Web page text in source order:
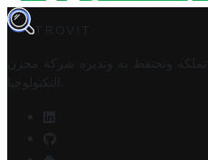
TROVIT
وتحتفظ به وتديره
شركة مخزن
التكنولوجيا